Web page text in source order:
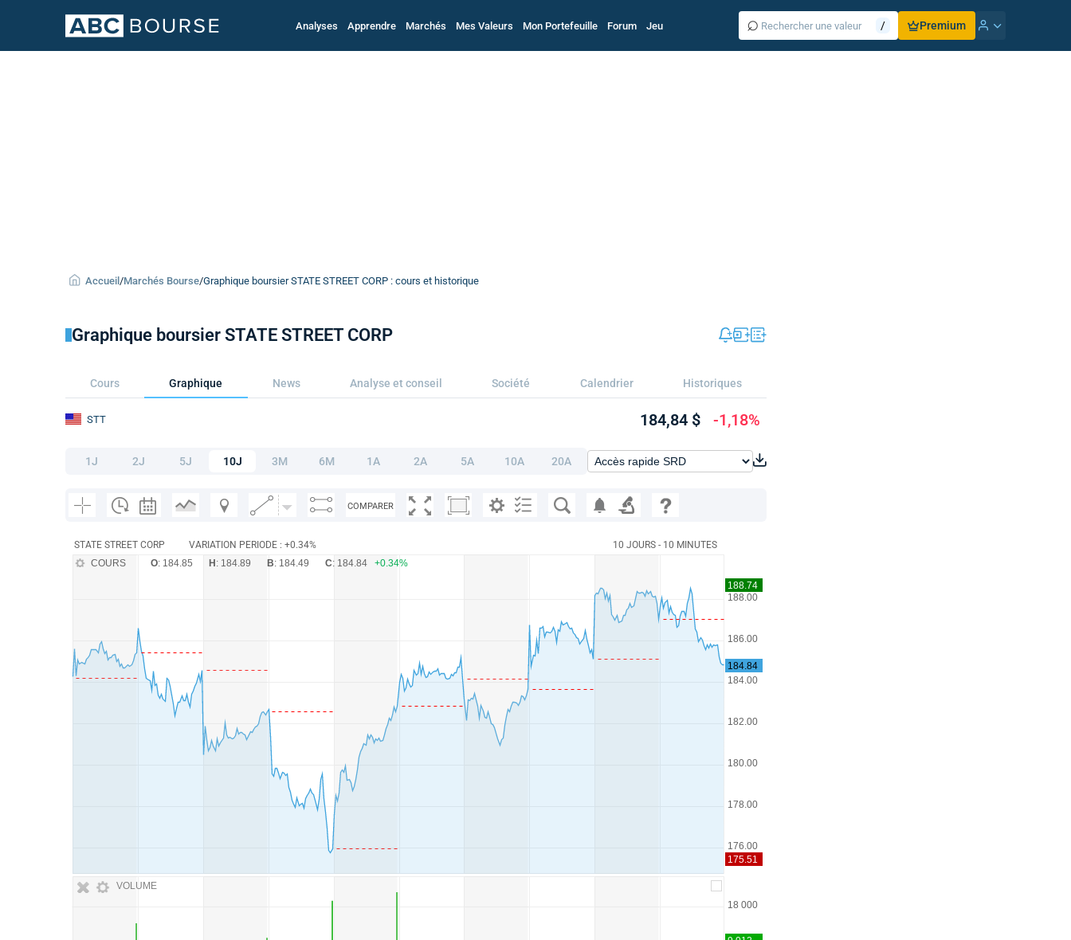
Analyses Apprendre Marchés Mes Valeurs Mon Portefeuille Forum Jeu ⌕ / Premium
Accueil /Marchés Bourse/Graphique boursier STATE STREET CORP : cours et historique
Graphique boursier STATE STREET CORP
Cours Graphique News Analyse et conseil Société Calendrier Historiques
STT 184,84 $ -1,18%
1J 2J 5J 10J 3M 6M 1A 2A 5A 10A 20A
COMPARER
STATE STREET CORP VARIATION PERIODE : +0.34% 10 JOURS - 10 MINUTES
VOLUME
COURS O: 184.85 H : 184.89 B: 184.49 C: 184.84 +0.34%